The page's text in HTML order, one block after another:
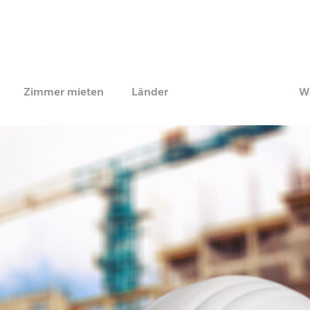
Zimmer mieten Länder